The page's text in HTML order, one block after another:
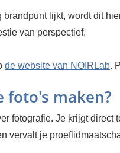
brandpunt lijkt, wordt dit
van perspectief.
de website van NOIRLab.
foto's maken?
fotografie. Je krijgt direct
vervalt je